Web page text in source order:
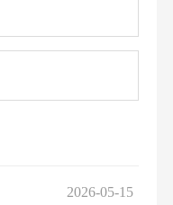
2026-05-15